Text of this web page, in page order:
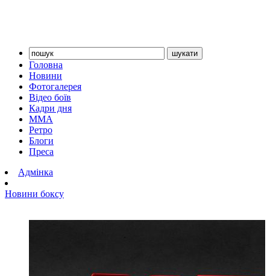
Головна
Новини
Фотогалерея
Відео боїв
Кадри дня
ММА
Ретро
Блоги
Преса
Адмінка
Новини боксу